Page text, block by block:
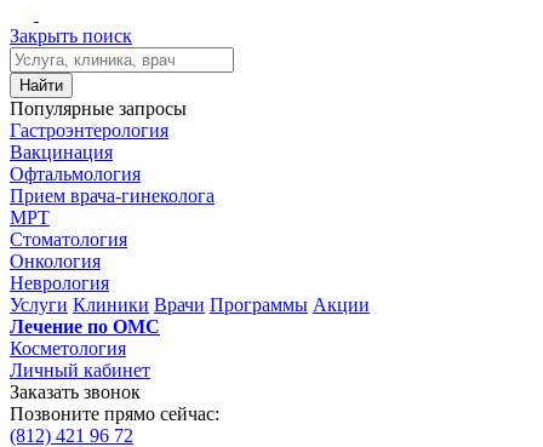
Закрыть поиск
Найти
Популярные запросы
Гастроэнтерология
Вакцинация
Офтальмология
Прием врача-гинеколога
МРТ
Стоматология
Онкология
Неврология
Услуги Клиники Врачи Программы Акции
Лечение по ОМС
Косметология
Личный кабинет
Заказать звонок
Позвоните прямо сейчас:
(812) 421 96 72